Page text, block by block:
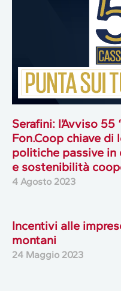
Serafini: l’Avviso 55
Fon.Coop chiave
politiche passive
e sostenibilità
4 Agosto 2023
Incentivi alle
montani
24 Maggio 2023